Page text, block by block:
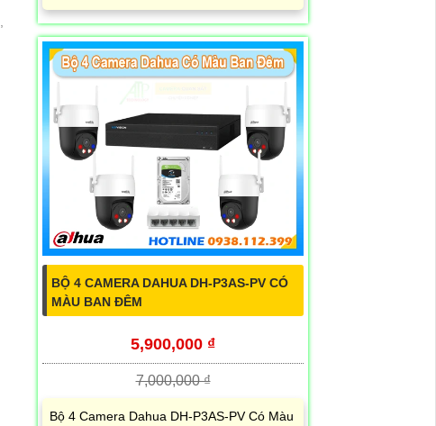
BỘ 4 CAMERA DAHUA DH-P3AS-PV CÓ
MÀU BAN ĐÊM
5,900,000 ₫
7,000,000 ₫
Bộ 4 Camera Dahua DH-P3AS-PV Có Màu